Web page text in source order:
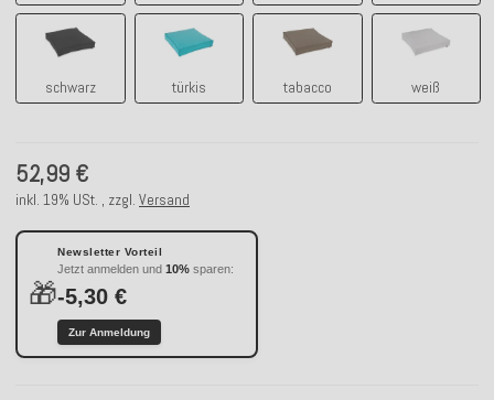
schwarz
schwarz
türkis
türkis
tabacco
tabacco
weiß
52,99 €
inkl. 19% USt. , zzgl. Versand
🎁
Newsletter Vorteil
Jetzt anmelden und 10% sparen:
-5,30 €
Zur Anmeldung